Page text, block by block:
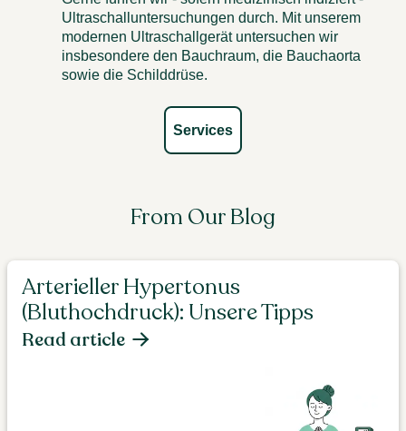
Ultraschalluntersuchungen durch. Mit unserem
modernen Ultraschallgerät untersuchen wir
insbesondere den Bauchraum, die Bauchaorta
sowie die Schilddrüse.
Services
From Our Blog
Arterieller Hypertonus
(Bluthochdruck): Unsere Tipps
Read article